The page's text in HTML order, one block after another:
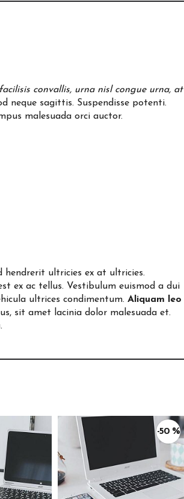
convallis, urna nisl congue urna, at
neque sagittis. Suspendisse potenti.
malesuada orci auctor.
hendrerit ultricies ex at ultricies.
ex ac tellus. Vestibulum euismod a dui
ultrices condimentum.Aliquam leo
sit amet lacinia dolor malesuada et.
-50 %